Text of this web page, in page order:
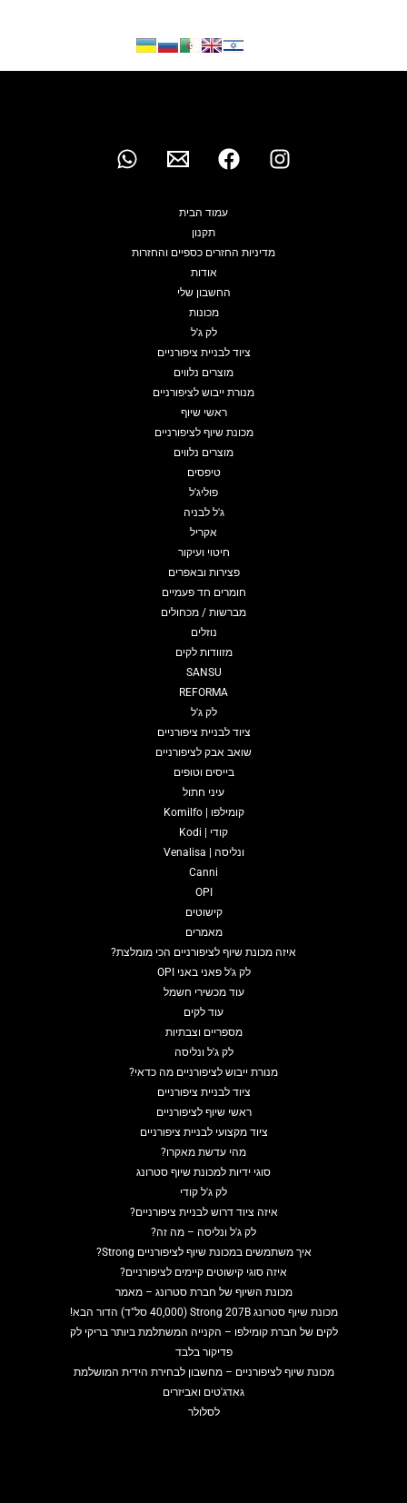
עמוד הבית
תקנון
מדיניות החזרים כספיים והחזרות
אודות
החשבון שלי
מכונות
לק ג'ל
ציוד לבניית ציפורניים
מוצרים נלווים
מנורת ייבוש לציפורניים
ראשי שיוף
מכונת שיוף לציפורניים
מוצרים נלווים
טיפסים
פוליג'ל
ג'ל לבניה
אקריל
חיטוי ועיקור
פצירות ובאפרים
חומרים חד פעמיים
מברשות / מכחולים
נוזלים
מזוודות לקים
SANSU
REFORMA
לק ג'ל
ציוד לבניית ציפורניים
שואב אבק לציפורניים
בייסים וטופים
עיני חתול
קומילפו | Komilfo
קודי | Kodi
ונליסה | Venalisa
Canni
OPI
קישוטים
מאמרים
איזה מכונת שיוף לציפורניים הכי מומלצת?
לק ג'ל פאני באני OPI
עוד מכשירי חשמל
עוד לקים
מספריים וצבתיות
לק ג'ל ונליסה
מנורת ייבוש לציפורניים מה כדאי?
ציוד לבניית ציפורניים
ראשי שיוף לציפורניים
ציוד מקצועי לבניית ציפורניים
מהי עדשת מאקרו?
סוגי ידיות למכונת שיוף סטרונג
לק ג'ל קודי
איזה ציוד דרוש לבניית ציפורניים?
לק ג'ל ונליסה – מה זה?
איך משתמשים במכונת שיוף לציפורניים Strong?
איזה סוגי קישוטים קיימים לציפורניים?
מכונת השיוף של חברת סטרונג – מאמר
מכונת שיוף סטרונג Strong 207B (40,000 סל"ד) הדור הבא!
לקים של חברת קומילפו – הקנייה המשתלמת ביותר בריקי לק
פדיקור בלבד
מכונת שיוף לציפורניים – מחשבון לבחירת הידית המושלמת
גאדג'טים ואביזרים
לסלולר